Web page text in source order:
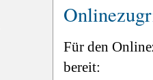
Für den
bereit: